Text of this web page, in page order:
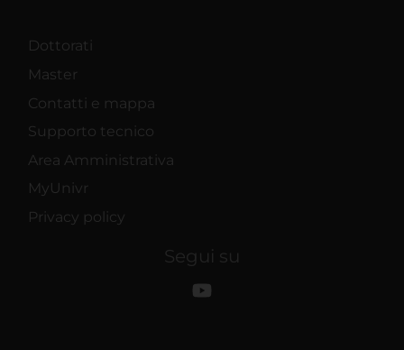
Dottorati
Master
Contatti e mappa
Supporto tecnico
Area Amministrativa
MyUnivr
Privacy policy
Segui su